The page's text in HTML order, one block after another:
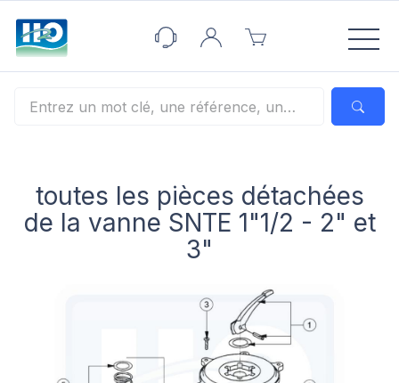
toutes les pièces détachées
de la vanne SNTE 1"1/2 - 2" et
3"